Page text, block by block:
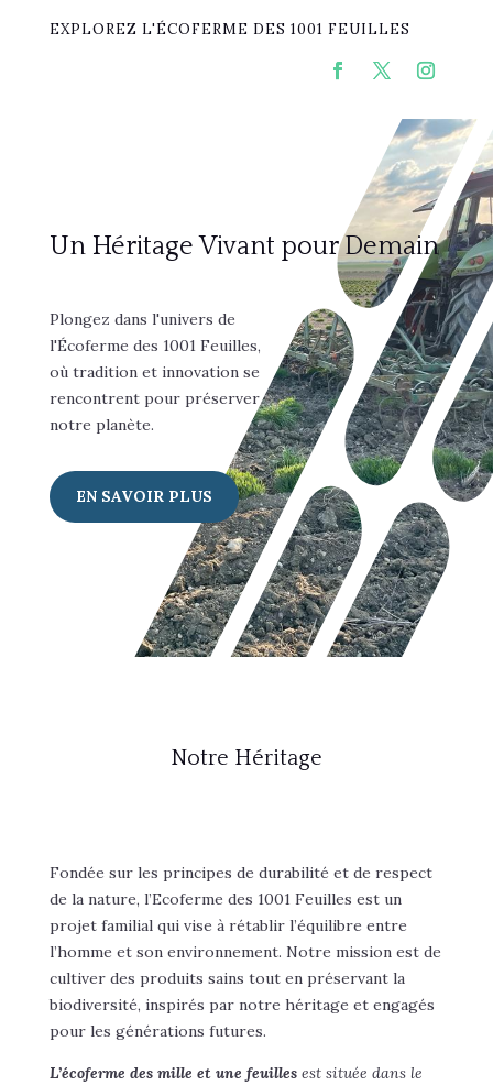
EXPLOREZ L'ÉCOFERME DES 1001 FEUILLES
Un Héritage Vivant pour Demain
Plongez dans l'univers de
l'Écoferme des 1001 Feuilles,
où tradition et innovation se
rencontrent pour préserver
notre planète.
EN SAVOIR PLUS
Notre Héritage
Fondée sur les principes de durabilité et de respect
de la nature, l’Ecoferme des 1001 Feuilles est un
projet familial qui vise à rétablir l’équilibre entre
l’homme et son environnement. Notre mission est de
cultiver des produits sains tout en préservant la
biodiversité, inspirés par notre héritage et engagés
pour les générations futures.
L’écoferme des mille et une feuillesest située dans le